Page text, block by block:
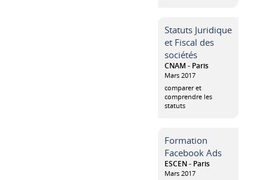
Statuts Juridique
et Fiscal des
sociétés
CNAM - Paris
Mars 2017
comparer et
comprendre les
statuts
Formation
Facebook Ads
ESCEN - Paris
Mars 2017